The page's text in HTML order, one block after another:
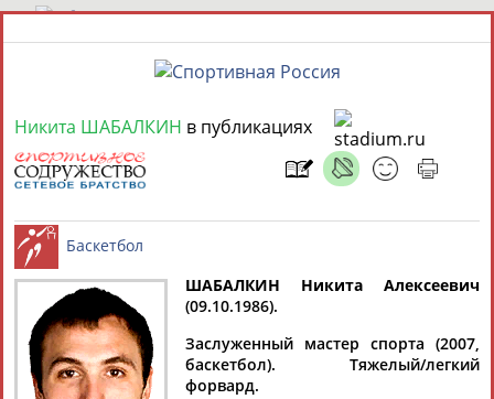
9 августа 2026 года,
СПОРТСМЕНЫ, ТРЕНЕРЫ И СПЕЦИАЛИСТЫ
Найдено: 13181персон
Аслаудин
АБАЕВ
Елена
АБАИМОВА
Мария
АБАКУМОВА
Юлия
Никита ШАБАЛКИН в публикациях
Баскетбол
ШАБАЛКИН Никита Алексеевич
(09.10.1986).
Заслуженный мастер спорта (2007,
баскетбол). Тяжелый/легкий
форвард.